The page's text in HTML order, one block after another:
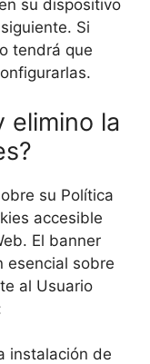
su dispositivo
Si
tendrá que
elimino la
su Política
accesible
El banner
esencial sobre
al Usuario
instalación de